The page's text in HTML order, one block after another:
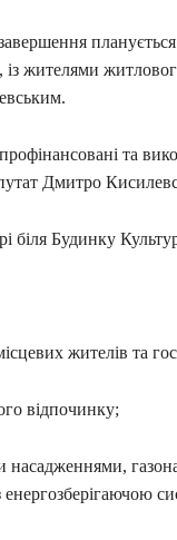
жителями
та
Дмитро
біля Будинку
жителів та
відпочинку;
насадженнями,